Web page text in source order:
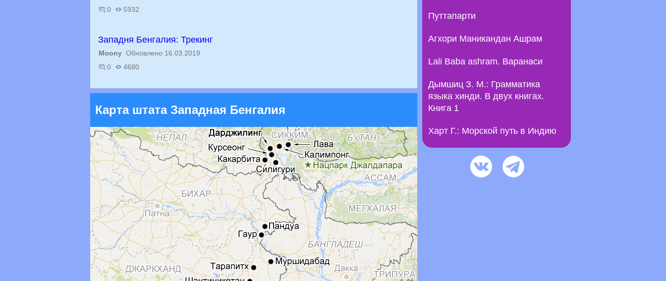
0
5932
Западня Бенгалия: Трекинг
Moony Обновлено 16.03.2019
0
4680
Карта штата Западная Бенгалия
Путтапарти
Агхори Маникандан Ашрам
Lali Baba ashram. Варанаси
Дымшиц З. М.: Грамматика
языка хинди. В двух книгах.
Книга 1
Харт Г.: Морской путь в Индию